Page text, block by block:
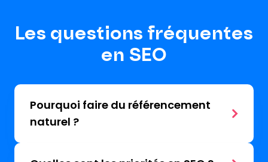
Les questions fréquentes
en SEO
Pourquoi faire du référencement
naturel ?